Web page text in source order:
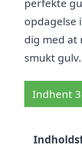
perfekte
opdagelse
dig med at
smukt gulv.
Indhent